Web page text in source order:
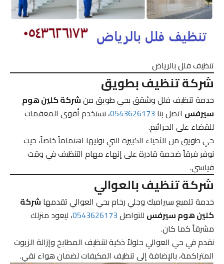
تنظيف فلل بالرياض
شركة تنظيف بطويق
خدمة تنظيف فلل وشقق بحي طويق منشركة كلين هوم
سيرفساتصل بنا0543626173، نستخدم أقوى المعقمات
للقضاء على الجراثيم.
حي طويق من الأحياء الكبيرة التي نوليها اهتماماً خاصاً، حيث
نوفر فرقاً ضخمة قادرة على إنهاء مهام التنظيف في وقت
قياسي.
شركة تنظيف بالعوالي
خدمة تلميع سيراميك وجلي رخام بحي العوالي تقدمهاشركة
كلين هوم سيرفسللتواصل0543626173، ليعود منزلك
مشرقاً كما كان.
نقدم في حي العوالي حلولاً ذكية لتنظيف المطابخ وإزالة الزيوت
المتراكمة، بالإضافة إلى تنظيف المكيفات لضمان هواء نقي.